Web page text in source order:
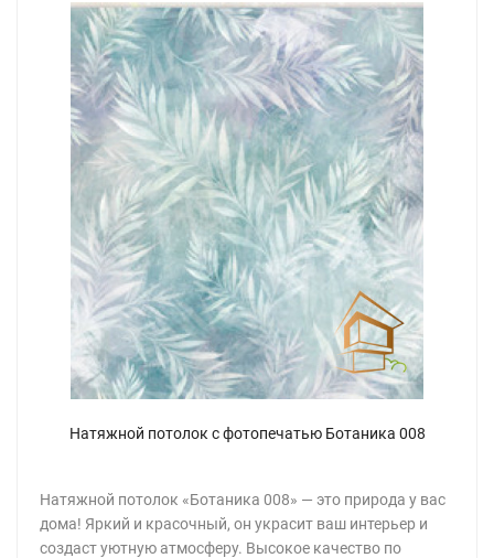
Натяжной потолок с фотопечатью Ботаника 008
Натяжной потолок «Ботаника 008» — это природа у вас
дома! Яркий и красочный, он украсит ваш интерьер и
создаст уютную атмосферу. Высокое качество по